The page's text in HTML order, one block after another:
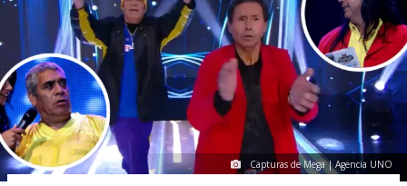
Capturas de Mega | Agencia UNO